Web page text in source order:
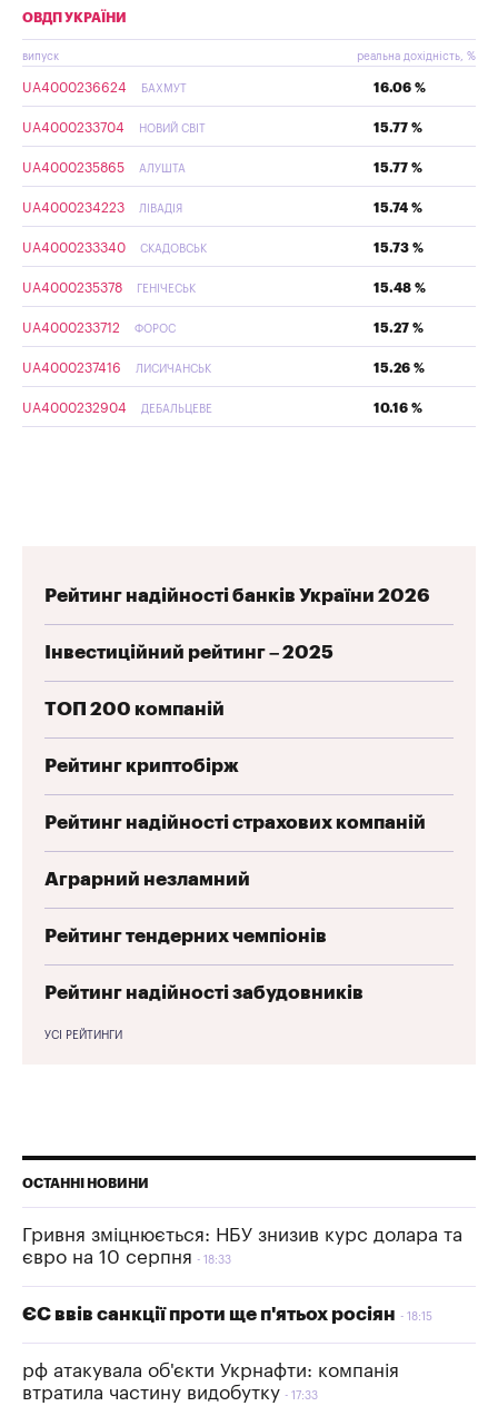
ОВДП УКРАЇНИ
випуск реальна дохідність, %
UA4000236624 БАХМУТ 16.06 %
UA4000233704 НОВИЙ СВІТ 15.77 %
UA4000235865 АЛУШТА 15.77 %
UA4000234223 ЛІВАДІЯ 15.74 %
UA4000233340 СКАДОВСЬК 15.73 %
UA4000235378 ГЕНІЧЕСЬК 15.48 %
UA4000233712 ФОРОС 15.27 %
UA4000237416 ЛИСИЧАНСЬК 15.26 %
UA4000232904 ДЕБАЛЬЦЕВЕ 10.16 %
Рейтинг надійності банків України 2026
Інвестиційний рейтинг – 2025
ТОП 200 компаній
Рейтинг криптобірж
Рейтинг надійності страхових компаній
Аграрний незламний
Рейтинг тендерних чемпіонів
Рейтинг надійності забудовників
УСІ РЕЙТИНГИ
ОСТАННІ НОВИНИ
Гривня зміцнюється: НБУ знизив курс долара та
євро на 10 серпня
18:33
ЄС ввів санкції проти ще п'ятьох росіян 18:15
рф атакувала об'єкти Укрнафти: компанія
втратила частину видобутку
17:33